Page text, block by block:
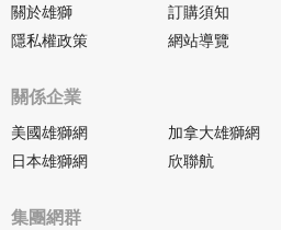
關於雄獅 訂購須知
隱私權政策
網站導覽
關係企業
美國雄獅網 加拿大雄獅網
日本雄獅網
欣聯航
集團網群